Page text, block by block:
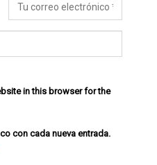
in this browser for the
con cada nueva entrada.